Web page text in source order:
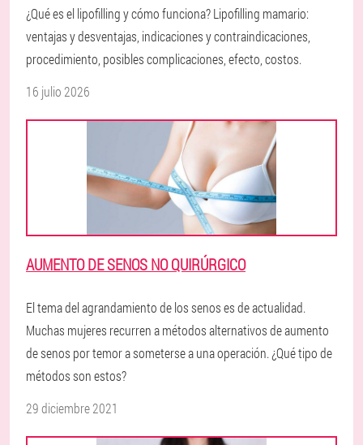
¿Qué es el lipofilling y cómo funciona? Lipofilling mamario:
ventajas y desventajas, indicaciones y contraindicaciones,
procedimiento, posibles complicaciones, efecto, costos.
16 julio 2026
AUMENTO DE SENOS NO QUIRÚRGICO
El tema del agrandamiento de los senos es de actualidad.
Muchas mujeres recurren a métodos alternativos de aumento
de senos por temor a someterse a una operación. ¿Qué tipo de
métodos son estos?
29 diciembre 2021